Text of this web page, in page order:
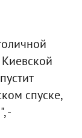
спуске,
-